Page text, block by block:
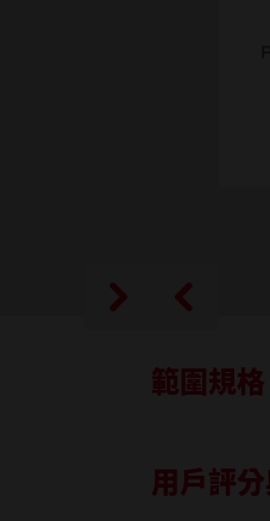
範圍規格
內容物
用戶評